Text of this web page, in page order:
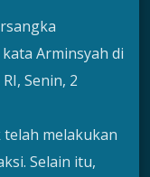
Arminsyah di
Senin, 2
melakukan
Selain itu,